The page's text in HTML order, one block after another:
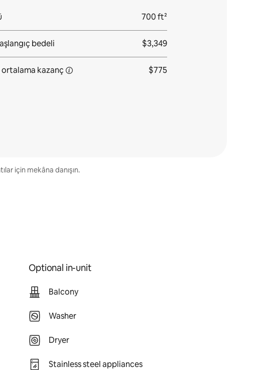
700 ft²
bedeli $3,349
ortalama kazanç $775
için mekâna danışın.
Optional in-unit
Balcony
Washer
Dryer
Stainless steel appliances